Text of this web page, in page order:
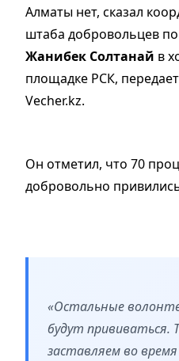
Алматы нет, сказал
штаба добровольцев
Жанибек Солтанай в
площадке РСК,
Vecher.kz.
Он отметил, что 70
добровольно
«Остальные
будут прививаться.
заставляем во